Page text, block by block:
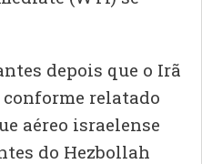
depois que o Irã
relatado
aéreo israelense
do Hezbollah